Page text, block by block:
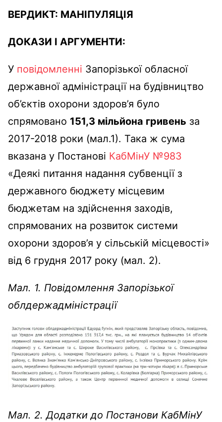
ВЕРДИКТ: МАНІПУЛЯЦІЯ
ДОКАЗИ І АРГУМЕНТИ:
У повідомленні Запорізької обласної
державної адміністрації на будівництво
об’єктів охорони здоров’я було
спрямовано 151,3 мільйона гривень за
2017-2018 роки (мал.1). Така ж сума
вказана у Постанові КабМінУ №983
«Деякі питання надання субвенції з
державного бюджету місцевим
бюджетам на здійснення заходів,
спрямованих на розвиток системи
охорони здоров’я у сільській місцевості»
від 6 грудня 2017 року (мал. 2).
Мал. 1. Повідомлення Запорізької
облдержадміністрації
Мал. 2. Додатки до Постанови КабМінУ